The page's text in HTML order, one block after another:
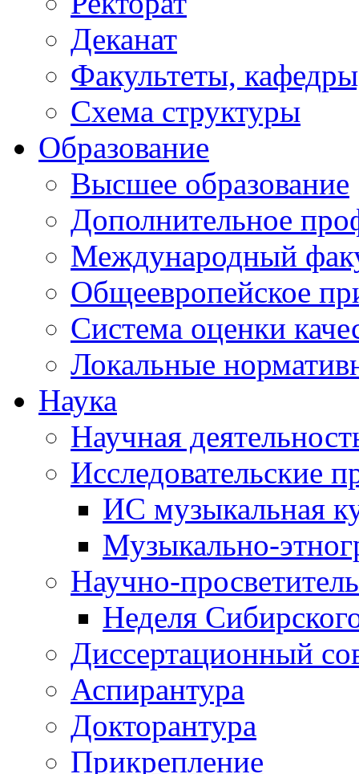
Деканат
Факультеты,
Схема структуры
Образование
Высшее образование
Дополнительное
Международный
Общеевропейское
Система оценки
Локальные
Наука
Научная
Исследовательские
ИС музыкальная
Музыкально-
Научно-
Неделя
Диссертационный
Аспирантура
Докторантура
Прикрепление